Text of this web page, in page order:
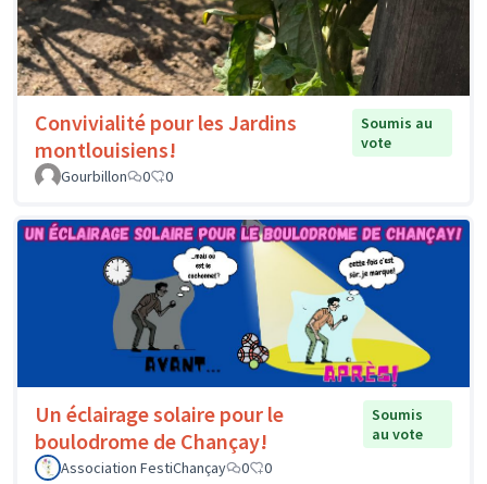
Convivialité pour les Jardins
montlouisiens!
Soumis au
vote
Gourbillon
0 0
Un éclairage solaire pour le
boulodrome de Chançay!
Soumis
au vote
Association FestiChançay
0 0